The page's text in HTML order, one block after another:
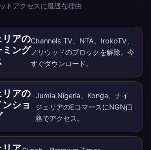
ットアクセスに最適な理由
アの
ミング
Channels TV、NTA、IrokoTV、
ノリウッドのブロックを解除。今
すぐダウンロード 。
アの
ショ
Jumia Nigeria、Konga、ナイ
ジェリアのEコマースにNGN価
格でアクセス。